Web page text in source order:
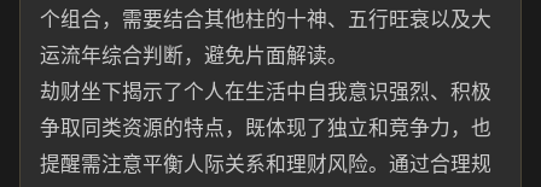
个组合，需要结合其他柱的十神、五行旺衰以及大
运流年综合判断，避免片面解读。
劫财坐下揭示了个人在生活中自我意识强烈、积极
争取同类资源的特点，既体现了独立和竞争力，也
提醒需注意平衡人际关系和理财风险。通过合理规